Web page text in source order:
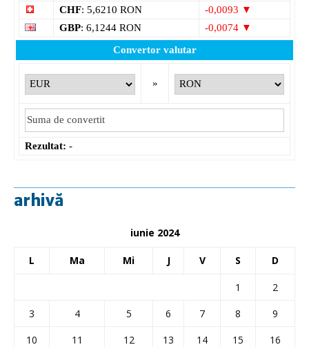
CHF: 5,6210 RON
-0,0093 ▼
GBP: 6,1244 RON
-0,0074 ▼
Convertor valutar
»
Rezultat: -
arhivă
iunie 2024
L Ma Mi J V S D
1
2
3
4 5 6 7 8
9
10
11 12 13 14 15
16